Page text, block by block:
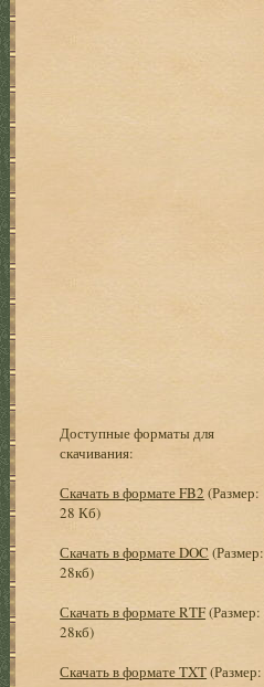
Доступные форматы для
скачивания:
Скачать в формате FB2 (Размер:
28 Кб)
Скачать в формате DOC (Размер:
28кб)
Скачать в формате RTF(Размер:
28кб)
Скачать в формате TXT(Размер: